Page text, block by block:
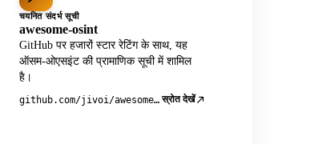
चयनित संदर्भ सूची
awesome-osint
GitHub पर हजारों स्टार रेटिंग के साथ, यह
ऑसम-ओएसइंट की प्रामाणिक सूची में शामिल
है।
github.com/jivoi/awesome-osint स्रोत देखें